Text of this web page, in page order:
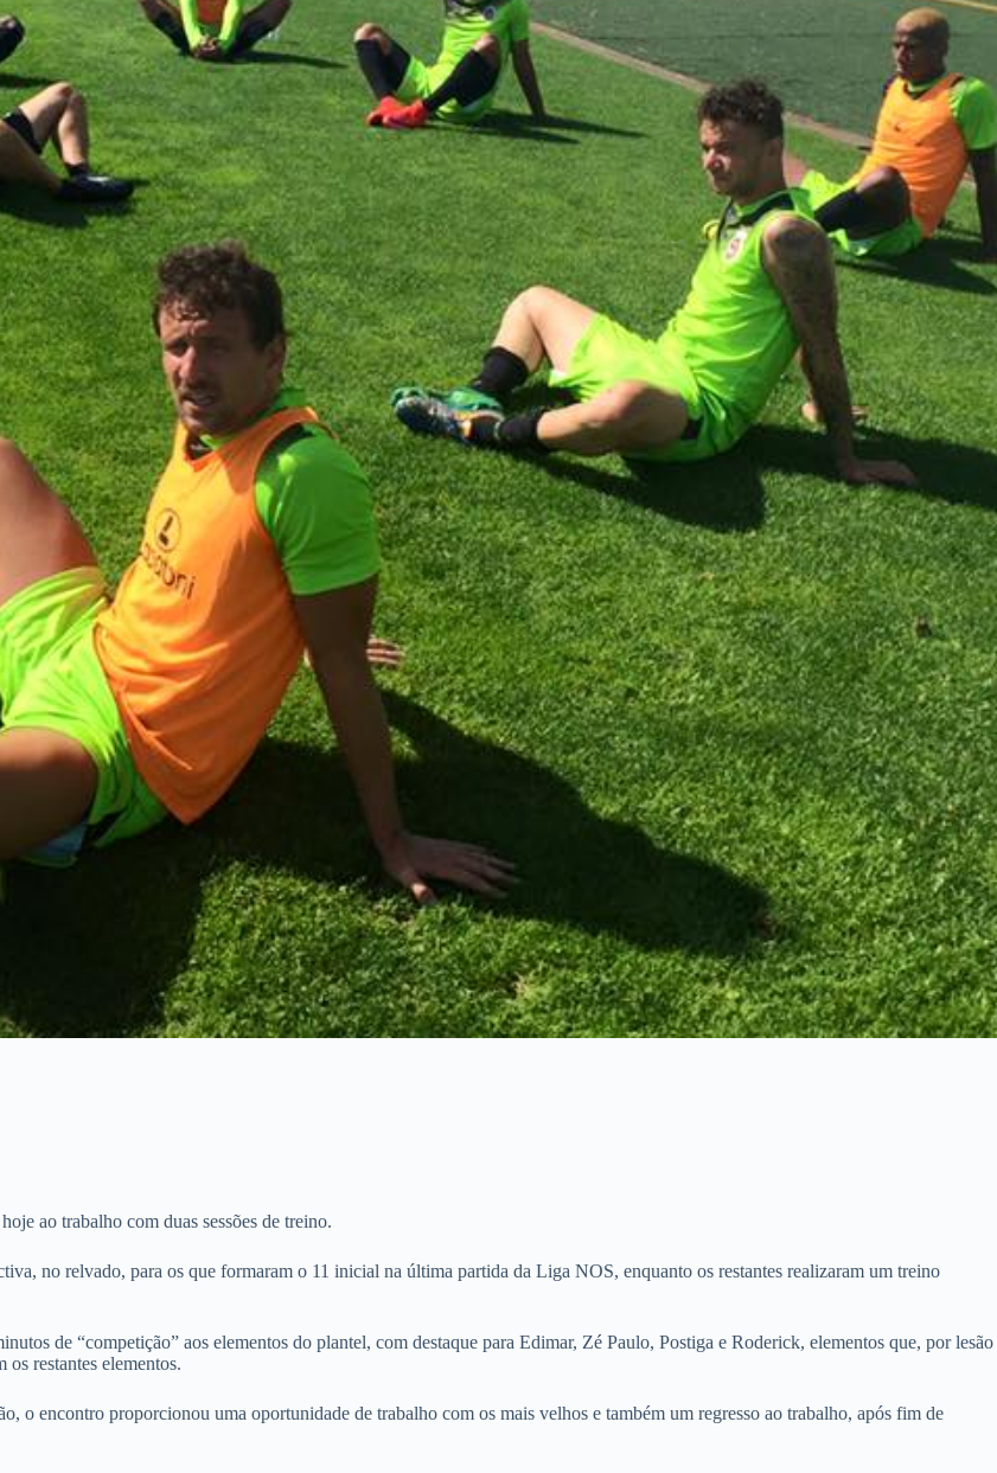
ao trabalho com duas sessões de treino.
no relvado, para os que formaram o 11 inicial na última partida da Liga NOS, enquanto os restantes realizaram um treino
de “competição” aos elementos do plantel, com destaque para Edimar, Zé Paulo, Postiga e Roderick, elementos que, por lesão
restantes elementos.
o encontro proporcionou uma oportunidade de trabalho com os mais velhos e também um regresso ao trabalho, após fim de